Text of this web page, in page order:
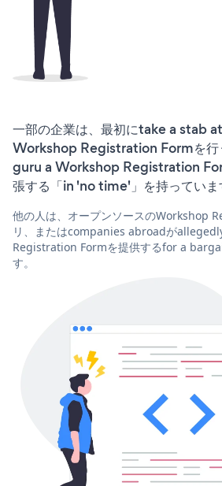
一部の企業は、最初にtake a stab
Workshop Registration Formを
guru a Workshop Registration
張する「in 'no time'」を持っていま
他の人は、オープンソースのWorkshop
リ、またはcompanies abroadが
Registration Formを提供するfor a
す。